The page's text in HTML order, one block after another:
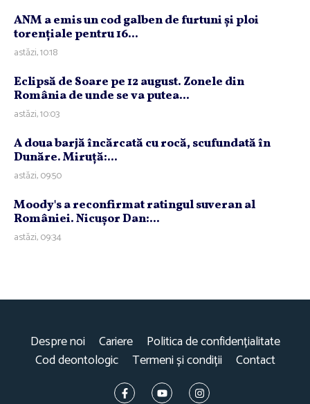
ANM a emis un cod galben de furtuni şi ploi
torenţiale pentru 16...
astăzi, 10:18
Eclipsă de Soare pe 12 august. Zonele din
România de unde se va putea...
astăzi, 10:03
A doua barjă încărcată cu rocă, scufundată în
Dunăre. Miruţă:...
astăzi, 09:50
Moody's a reconfirmat ratingul suveran al
României. Nicuşor Dan:...
astăzi, 09:34
Despre noi Cariere
Politica de confidențialitate
Cod deontologic
Termeni și condiții Contact